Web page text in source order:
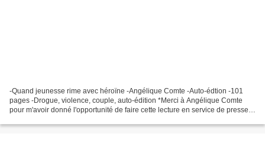
-Quand jeunesse rime avec héroïne -Angélique Comte -Auto-édtion -101
pages -Drogue, violence, couple, auto-édition *Merci à Angélique Comte
pour m'avoir donné l'opportunité de faire cette lecture en service de presse* -